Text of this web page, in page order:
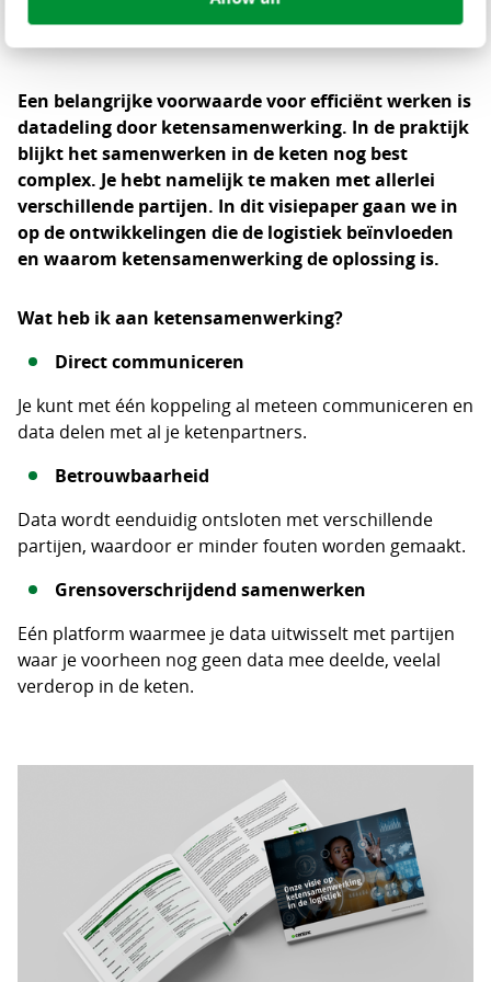
Een belangrijke voorwaarde voor efficiënt werken is
datadeling door ketensamenwerking. In de praktijk
blijkt het samenwerken in de keten nog best
complex. Je hebt namelijk te maken met allerlei
verschillende partijen. In dit visiepaper gaan we in
op de ontwikkelingen die de logistiek beïnvloeden
en waarom ketensamenwerking de oplossing is.
Wat heb ik aan ketensamenwerking?
Direct communiceren
Je kunt met één koppeling al meteen communiceren en
data delen met al je ketenpartners.
Betrouwbaarheid
Data wordt eenduidig ontsloten met verschillende
partijen, waardoor er minder fouten worden gemaakt.
Grensoverschrijdend samenwerken
Eén platform waarmee je data uitwisselt met partijen
waar je voorheen nog geen data mee deelde, veelal
verderop in de keten.